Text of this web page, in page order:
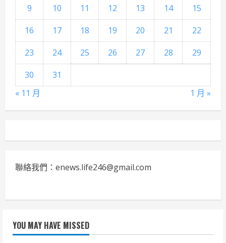
9
10 11 12 13 14
15
16
17 18 19 20 21
22
23
24 25 26 27 28
29
30
31
« 11 月
1 月 »
聯絡我們：enews.life246@gmail.com
YOU MAY HAVE MISSED